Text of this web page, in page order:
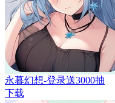
永暮幻想-登录送3000抽
下载